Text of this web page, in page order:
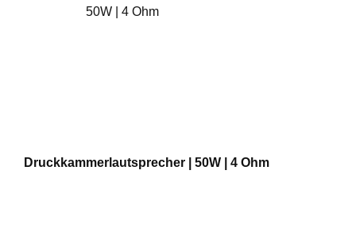
Druckkammerlautsprecher | 50W | 4 Ohm